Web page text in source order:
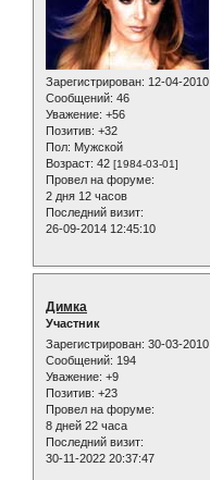
Зарегистрирован: 12-04-2010
Сообщений: 46
Уважение: +56
Позитив: +32
Пол: Мужской
Возраст: 42 [1984-03-01]
Провел на форуме:
2 дня 12 часов
Последний визит:
26-09-2014 12:45:10
Димка
Участник
Зарегистрирован: 30-03-2010
Сообщений: 194
Уважение: +9
Позитив: +23
Провел на форуме:
8 дней 22 часа
Последний визит:
30-11-2022 20:37:47